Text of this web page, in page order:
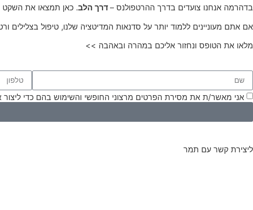
בדהרמה אנחנו צועדים בדרך ההרטפולנס – דרך הלב. כאן תמצאו את השקט
אם אתם מעוניינים ללמוד יותר על סדנאות המדיטציה שלנו, טיפול בצלילים
מלאו את הטופס ונחזור אליכם במהרה ובאהבה >>
אני מאשר/ת את מסירת הפרטים מרצוני החופשי והשימוש בהם כדי ליצור
ליצירת קשר עם תמר